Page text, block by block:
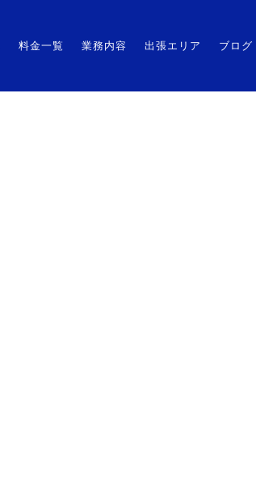
料金一覧 業務内容 出張エリア ブログ